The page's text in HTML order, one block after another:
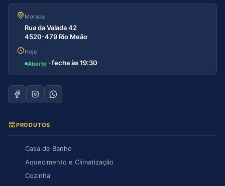
Morada
Rua da Valada 42
4520-479 Rio Meão
Hoje
Aberto · fecha às 19:30
PRODUTOS
Casa de Banho
Aquecimento e Climatização
Cozinha